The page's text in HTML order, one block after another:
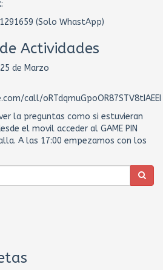
:
(Solo WhastApp)
Actividades
de Marzo
call/oRTdqmuGpoOR87STV8tIAEEI
la preguntas como si estuvieran
el movil acceder al GAME PIN
A las 17:00 empezamos con los